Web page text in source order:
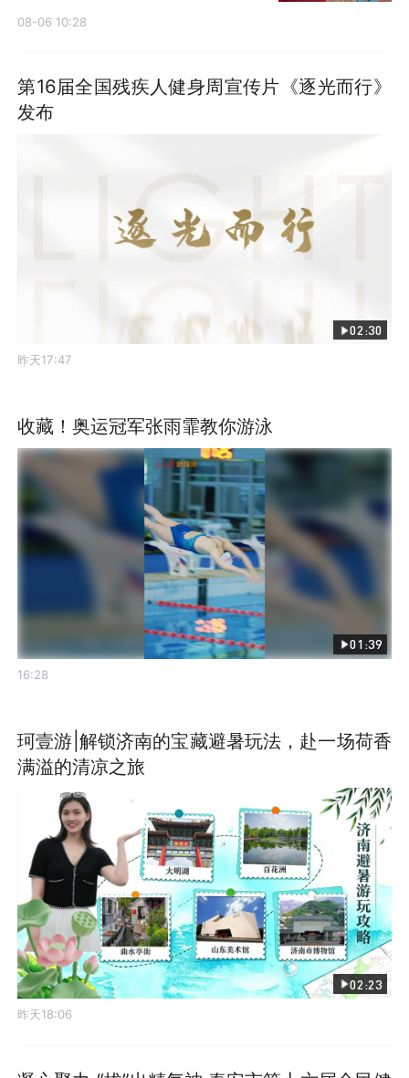
08-06 10:28
第16届全国残疾人健身周宣传片《逐光而行》
发布
02:30
昨天17:47
收藏！奥运冠军张雨霏教你游泳
01:39
16:28
珂壹游|解锁济南的宝藏避暑玩法，赴一场荷香
满溢的清凉之旅
02:23
昨天18:06